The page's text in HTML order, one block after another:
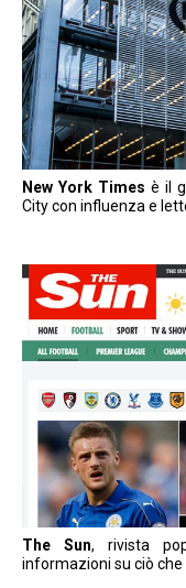
New York Times è il
City con influenza e
The Sun, rivista
informazioni su ciò